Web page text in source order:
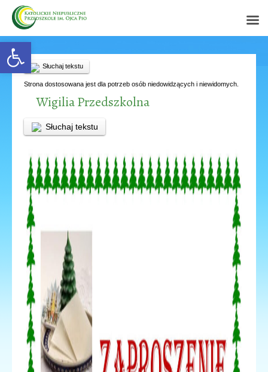
Open toolbar
Słuchaj tekstu
Strona dostosowana jest dla potrzeb osób niedowidzących i niewidomych.
Wigilia Przedszkolna
Słuchaj tekstu